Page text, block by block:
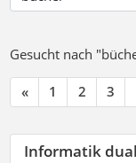
Gesucht nach
« 1 2 3
Informatik dual